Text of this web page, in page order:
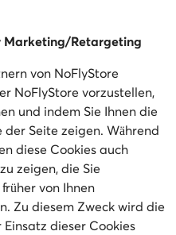
Retargeting
von NoFlyStore
NoFlyStore vorzustellen,
und indem Sie Ihnen die
Seite zeigen. Während
diese Cookies auch
zeigen, die Sie
von Ihnen
Zu diesem Zweck wird die
dieser Cookies